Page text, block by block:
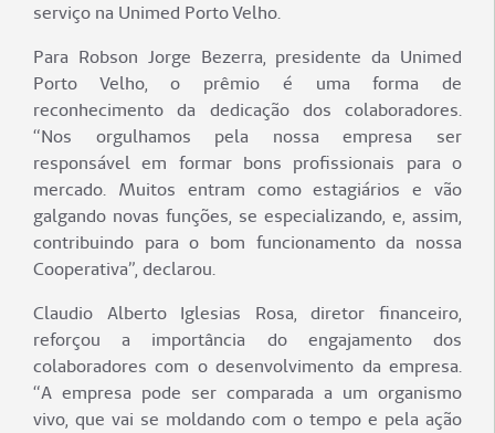
serviço na Unimed Porto Velho.
Para Robson Jorge Bezerra, presidente da Unimed
Porto Velho, o prêmio é uma forma de
reconhecimento da dedicação dos colaboradores.
“Nos orgulhamos pela nossa empresa ser
responsável em formar bons profissionais para o
mercado. Muitos entram como estagiários e vão
galgando novas funções, se especializando, e, assim,
contribuindo para o bom funcionamento da nossa
Cooperativa”, declarou.
Claudio Alberto Iglesias Rosa, diretor financeiro,
reforçou a importância do engajamento dos
colaboradores com o desenvolvimento da empresa.
“A empresa pode ser comparada a um organismo
vivo, que vai se moldando com o tempo e pela ação